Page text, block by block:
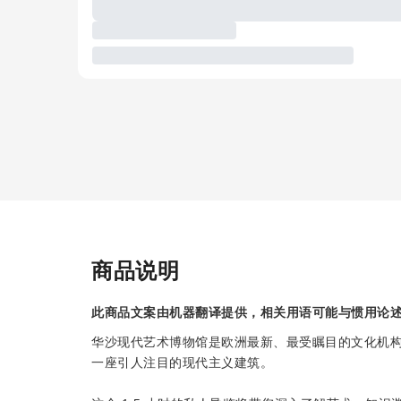
商品说明
此商品文案由机器翻译提供，相关用语可能与惯用论
华沙现代艺术博物馆是欧洲最新、最受瞩目的文化
一座引人注目的现代主义建筑。